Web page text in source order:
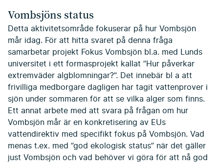
Vombsjöns status
Detta aktivitetsområde fokuserar på hur Vombsjön
mår idag. För att hitta svaret på denna fråga
samarbetar projekt Fokus Vombsjön bl.a. med Lunds
universitet i ett formasprojekt kallat ”Hur påverkar
extremväder algblomningar?”. Det innebär bl a att
frivilliga medborgare dagligen har tagit vattenprover i
sjön under sommaren för att se vilka alger som finns.
Ett annat arbete med att svara på frågan om hur
Vombsjön mår är en konkretisering av EUs
vattendirektiv med specifikt fokus på Vombsjön. Vad
menas t.ex. med ”god ekologisk status” när det gäller
just Vombsjön och vad behöver vi göra för att nå god